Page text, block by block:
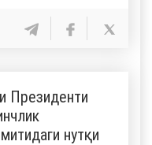
Президенти
нутқи